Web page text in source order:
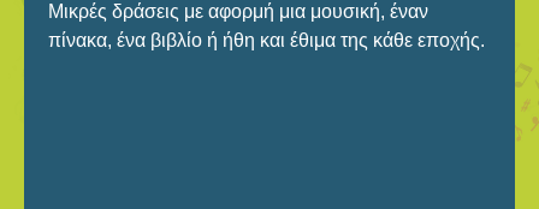
Μικρές δράσεις με αφορμή μια μουσική, έναν
πίνακα, ένα βιβλίο ή ήθη και έθιμα της κάθε εποχής.